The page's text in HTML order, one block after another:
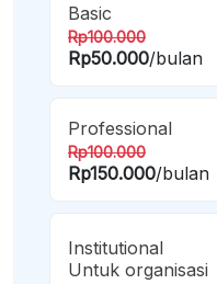
Basic
Rp100.000
Rp50.000/bulan
Professional
Rp100.000
Rp150.000/bulan
Institutional
Untuk organisasi